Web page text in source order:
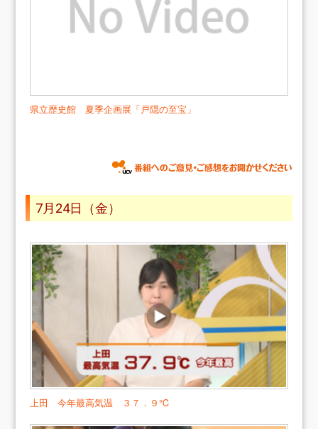
県立歴史館 夏季企画展「戸隠の至宝」
7月24日（金）
上田 今年最高気温 ３７．９℃